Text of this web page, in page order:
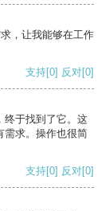
，让我能够在工作
支持[0] 反对[0]
终于找到了它。这
需求。操作也很简
支持[0] 反对[0]